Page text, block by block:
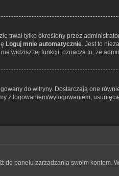
trwał tylko określony przez
Loguj mnie automatycznie. Jest to
widzisz tej funkcji, oznacza to, że
do witryny. Dostarczają one
z logowaniem/wylogowaniem,
do panelu zarządzania swoim kontem.